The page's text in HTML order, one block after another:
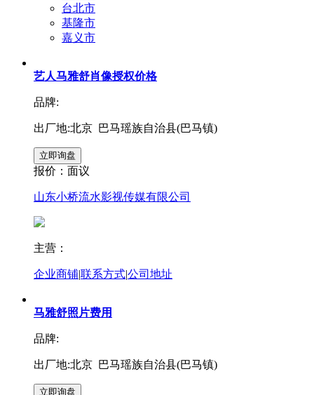
台北市
基隆市
嘉义市
艺人马雅舒肖像授权价格
品牌:
出厂地:北京 巴马瑶族自治县(巴马镇)
报价： 面议
山东小桥流水影视传媒有限公司
主营：
企业商铺|联系方式|公司地址
马雅舒照片费用
品牌:
出厂地:北京 巴马瑶族自治县(巴马镇)